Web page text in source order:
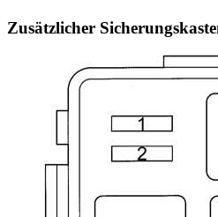
Zusätzlicher